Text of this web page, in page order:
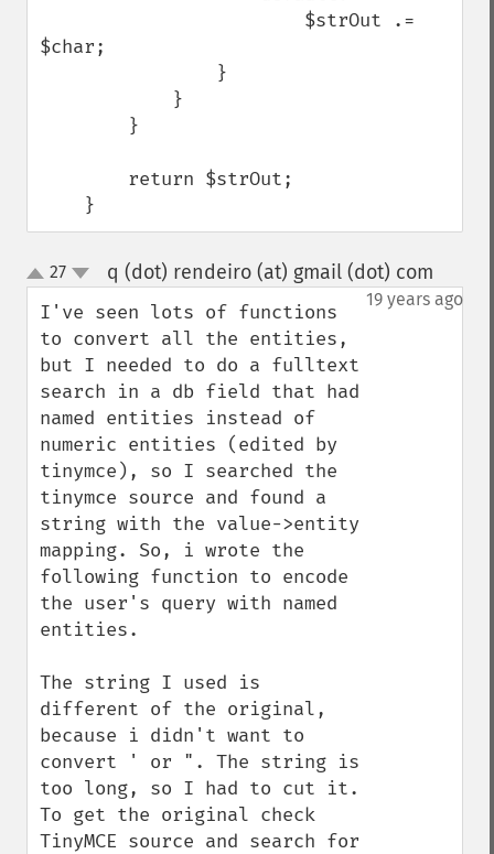
$char;
    }
up
down
27 q (dot) rendeiro (at) gmail (dot) com
19 years ago
I've seen lots of functions
to convert all the entities,
but I needed to do a fulltext
search in a db field that had
named entities instead of
numeric entities (edited by
tinymce), so I searched the
tinymce source and found a
string with the value->entity
mapping. So, i wrote the
following function to encode
the user's query with named
entities.
The string I used is
different of the original,
because i didn't want to
convert ' or ". The string is
too long, so I had to cut it.
To get the original check
TinyMCE source and search for